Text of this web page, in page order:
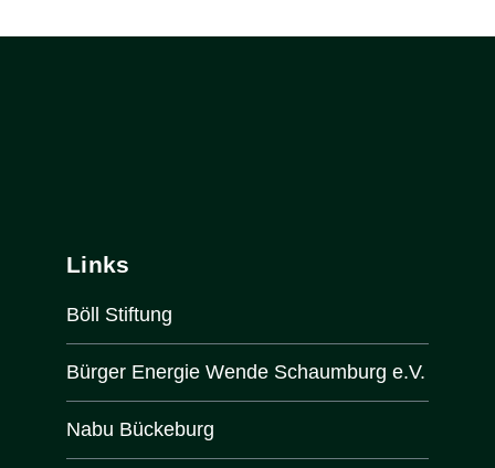
Links
Böll Stiftung
Bürger Energie Wende Schaumburg e.V.
Nabu Bückeburg